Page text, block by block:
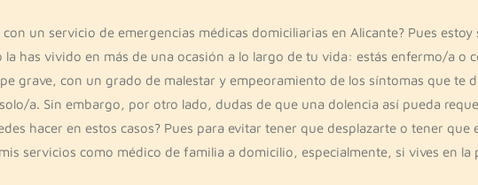
un servicio de emergencias médicas domiciliarias en Alicante? Pues
has vivido en más de una ocasión a lo largo de tu vida: estás enfermo/a o
grave, con un grado de malestar y empeoramiento de los síntomas que te
a. Sin embargo, por otro lado, dudas de que una dolencia así pueda
hacer en estos casos? Pues para evitar tener que desplazarte o tener que
servicios como médico de familia a domicilio, especialmente, si vives en la